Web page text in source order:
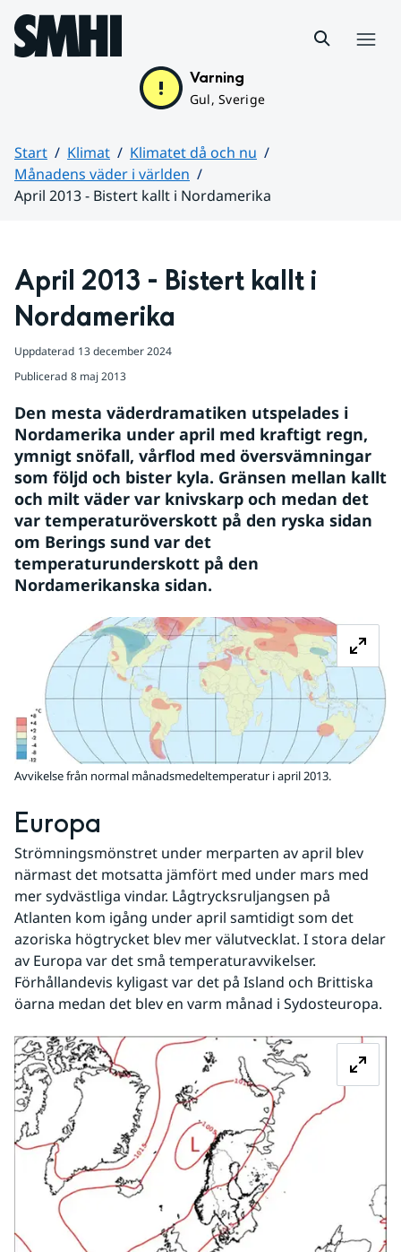
Hoppa till sidans innehåll
Varning
Gul, Sverige
Start Klimat
Klimatet då och nu
Månadens väder i världen
April 2013 - Bistert kallt i Nordamerika
April 2013 - Bistert kallt i
Nordamerika
Uppdaterad 13 december 2024
Publicerad 8 maj 2013
Den mesta väderdramatiken utspelades i
Nordamerika under april med kraftigt regn,
ymnigt snöfall, vårflod med översvämningar
som följd och bister kyla. Gränsen mellan kallt
och milt väder var knivskarp och medan det
var temperaturöverskott på den ryska sidan
om Berings sund var det
temperaturunderskott på den
Nordamerikanska sidan.
Avvikelse från normal månadsmedeltemperatur i april 2013.
Europa
Strömningsmönstret under merparten av april blev
närmast det motsatta jämfört med under mars med
mer sydvästliga vindar. Lågtrycksruljangsen på
Atlanten kom igång under april samtidigt som det
azoriska högtrycket blev mer välutvecklat. I stora delar
av Europa var det små temperaturavvikelser.
Förhållandevis kyligast var det på Island och Brittiska
öarna medan det blev en varm månad i Sydosteuropa.